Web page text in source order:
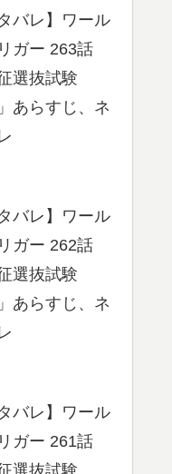
バレ】ワール
ガー 263話
選抜試験
あらすじ、ネ
バレ】ワール
ガー 262話
選抜試験
あらすじ、ネ
バレ】ワール
ガー 261話